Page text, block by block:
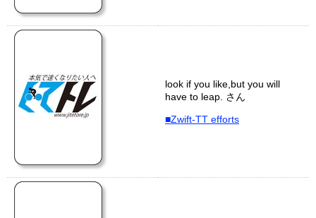
look if you like,but you will
have to leap. さん
■Zwift-TT efforts